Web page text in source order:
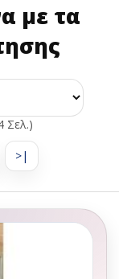
με τα
Σελ.)
>|